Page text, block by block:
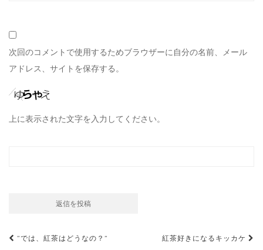
次回のコメントで使用するためブラウザーに自分の名前、メール
アドレス、サイトを保存する。
上に表示された文字を入力してください。
投”では、紅茶はどうなの？” 紅茶好きになるキッカケ